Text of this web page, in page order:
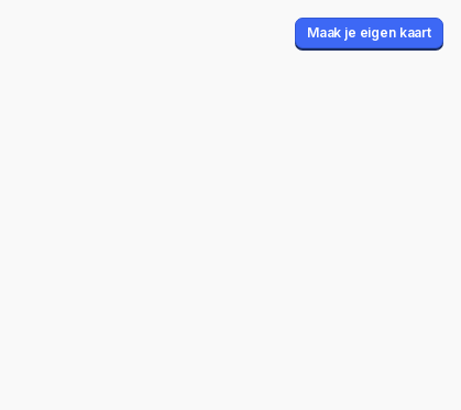
Maak je eigen kaart